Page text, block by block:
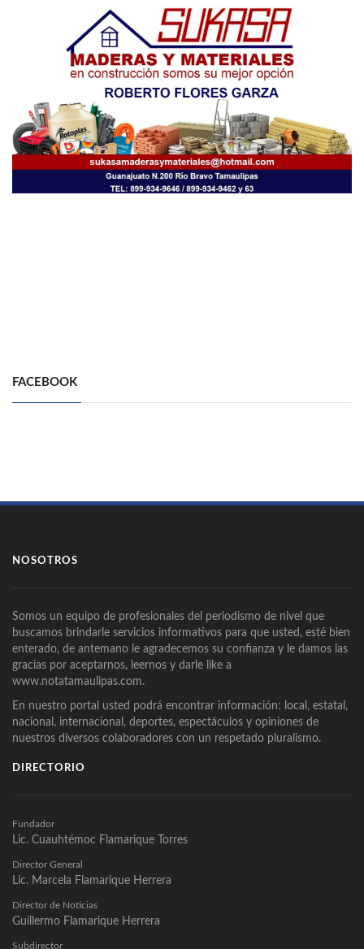
FACEBOOK
NOSOTROS
Somos un equipo de profesionales del periodismo de nivel que
buscamos brindarle servicios informativos para que usted, esté bien
enterado, de antemano le agradecemos su confianza y le damos las
gracias por aceptarnos, leernos y darle like a
www.notatamaulipas.com.
En nuestro portal usted podrá encontrar información: local, estatal,
nacional, internacional, deportes, espectáculos y opiniones de
nuestros diversos colaboradores con un respetado pluralismo.
DIRECTORIO
Fundador
Lic. Cuauhtémoc Flamarique Torres
Director General
Lic. Marcela Flamarique Herrera
Director de Noticias
Guillermo Flamarique Herrera
Subdirector